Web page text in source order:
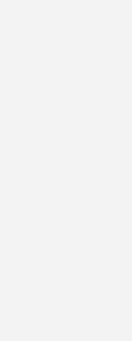
STATISTIK
Bogojevic, Brestovac,
4/1, Reidegeld 3, P. Schmidt 3,
Reitemann 7, Nielsen 1,
Malek,
Reichert, Soos, Grosser,
Yannik
2:1(5.), 5:3 (10.), 9:7 (15.),
(Halbzeit), 20:19 (35.), 21:23 (40.),